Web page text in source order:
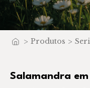
Início
> Produtos >
Salamandra